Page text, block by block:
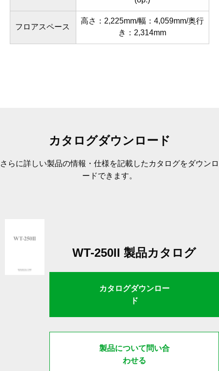
フロアスペース
高さ：2,225mm/幅：4,059mm/奥行
き：2,314mm
カタログダウンロード
さらに詳しい製品の情報・仕様を記載したカタログをダウンロ
ードできます。
WT-250II 製品カタログ
カタログダウンロー
ド
製品について問い合
わせる